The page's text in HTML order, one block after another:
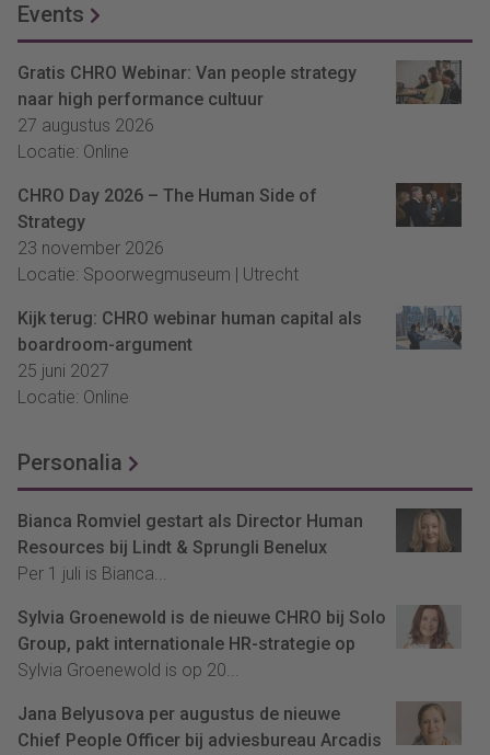
Events
Gratis CHRO Webinar: Van people strategy
naar high performance cultuur
27 augustus 2026
Locatie: Online
CHRO Day 2026 – The Human Side of
Strategy
23 november 2026
Locatie: Spoorwegmuseum | Utrecht
Kijk terug: CHRO webinar human capital als
boardroom-argument
25 juni 2027
Locatie: Online
Personalia
Bianca Romviel gestart als Director Human
Resources bij Lindt & Sprungli Benelux
Per 1 juli is Bianca...
Sylvia Groenewold is de nieuwe CHRO bij Solo
Group, pakt internationale HR-strategie op
Sylvia Groenewold is op 20...
Jana Belyusova per augustus de nieuwe
Chief People Officer bij adviesbureau Arcadis